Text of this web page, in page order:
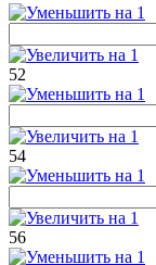
52
54
56